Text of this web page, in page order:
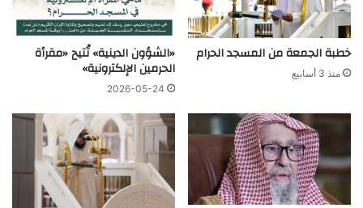
خطبة الجمعة من المسجد الحرام
منذ 3 أسابيع
«الشؤون الدينية» تُتيح «مقرأة
الحرمين الإلكترونية»
2026-05-24